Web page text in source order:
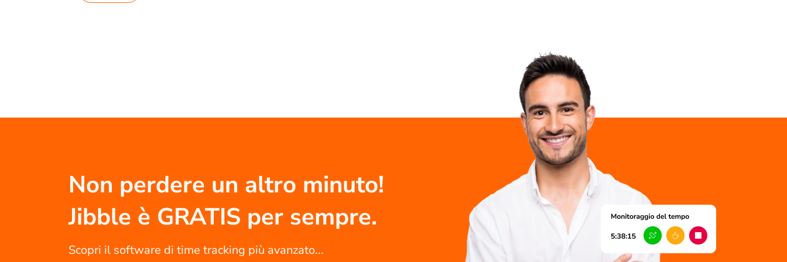
Non perdere un altro minuto!
Jibble è GRATIS per sempre.
Scopri il software di time tracking più avanzato...